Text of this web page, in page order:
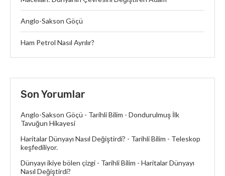
Anglo-Sakson Göçü
Ham Petrol Nasıl Ayrılır?
Son Yorumlar
Anglo-Sakson Göçü - Tarihli Bilim - Dondurulmuş İlk
Tavuğun Hikayesi
Haritalar Dünyayı Nasıl Değiştirdi? - Tarihli Bilim - Teleskop
keşfediliyor.
Dünyayı ikiye bölen çizgi - Tarihli Bilim - Haritalar Dünyayı
Nasıl Değiştirdi?